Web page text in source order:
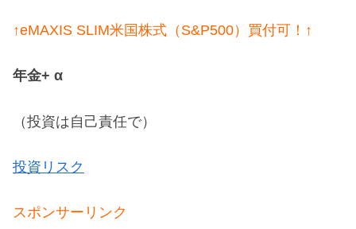
↑eMAXIS SLIM米国株式（S&P500）買付可！↑
年金+ α
（投資は自己責任で）
投資リスク
スポンサーリンク